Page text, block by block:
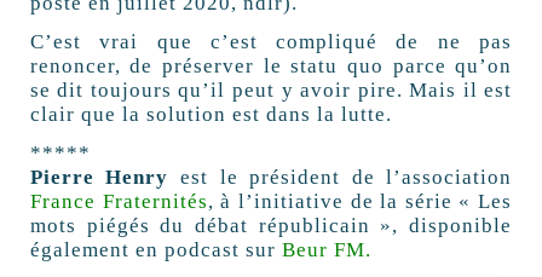
C’est vrai que c’est compliqué de ne pas
renoncer, de préserver le statu quo parce qu’on
se dit toujours qu’il peut y avoir pire. Mais il est
clair que la solution est dans la lutte.
*****
Pierre Henry est le président de l’association
France Fraternités, à l’initiative de la série « Les
mots piégés du débat républicain », disponible
également en podcast sur Beur FM.